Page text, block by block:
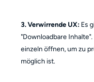
3. Verwirrende UX:Es
"Downloadbare
einzeln öffnen, um zu
möglich ist.